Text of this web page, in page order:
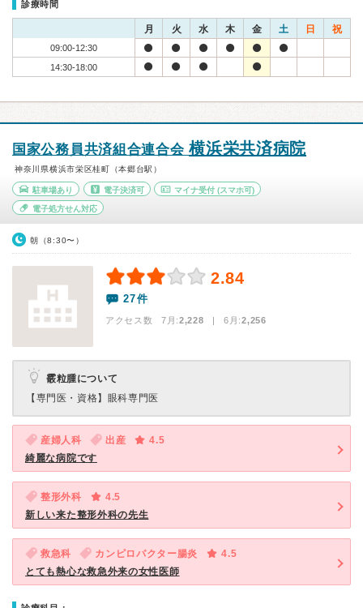
診療時間
月 火 水 木 金 土 日 祝
09:00-12:30
14:30-18:00
国家公務員共済組合連合会横浜栄共済病院
神奈川県横浜市栄区桂町（本郷台駅）
駐車場あり 電子決済可 マイナ受付 (スマホ可)
電子処方せん対応
朝（8:30〜）
2.84
27件
アクセス数 7月:2,228 | 6月:2,256
霰粒腫について
【専門医・資格】 眼科専門医
産婦人科 出産
4.5
綺麗な病院です
整形外科
4.5
新しい来た整形外科の先生
救急科 カンピロバクター腸炎
4.5
とても熱心な救急外来の女性医師